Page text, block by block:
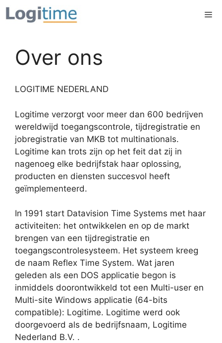
Ga
naar
Over ons
LOGITIME NEDERLAND
Logitime verzorgt voor meer dan 600 bedrijven
wereldwijd toegangscontrole, tijdregistratie en
jobregistratie van MKB tot multinationals.
Logitime kan trots zijn op het feit dat zij in
nagenoeg elke bedrijfstak haar oplossing,
producten en diensten succesvol heeft
geïmplementeerd.
In 1991 start Datavision Time Systems met haar
activiteiten: het ontwikkelen en op de markt
brengen van een tijdregistratie en
toegangscontrolesysteem. Het systeem kreeg
de naam Reflex Time System. Wat jaren
geleden als een DOS applicatie begon is
inmiddels doorontwikkeld tot een Multi-user en
Multi-site Windows applicatie (64-bits
compatible): Logitime. Logitime werd ook
doorgevoerd als de bedrijfsnaam, Logitime
Nederland B.V. .